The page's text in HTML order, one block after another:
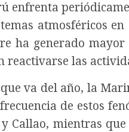
enfrenta
atmosféricos
ha generado
reactivarse las
va del año, la
de estos
Callao, mientras